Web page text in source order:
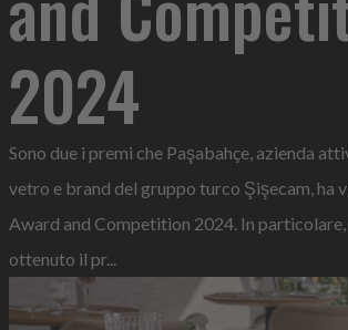
2024
Sono due i premi che Paşabahçe, azienda
vetro e brand del gruppo turco Şişecam, ha
Award and Competition 2024. In particolare,
ottenuto il pr...